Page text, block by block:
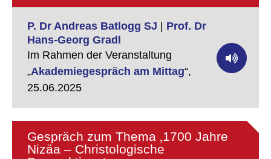
P. Dr Andreas Batlogg SJ
Prof. Dr
Hans-Georg Gradl
Im Rahmen der Veranstaltung
„Akademiegespräch am Mittag“,
25.06.2025
Gespräch zum Thema ‚1700 Jahre
Nizäa – Christologische